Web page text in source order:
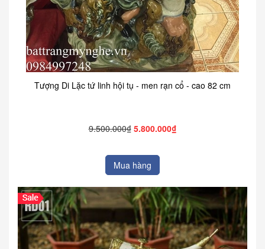
Tượng Di Lặc tứ linh hội tụ - men rạn cổ - cao 82 cm
9.500.000₫ 5.800.000₫
Mua hàng